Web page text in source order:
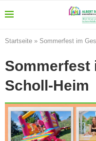
Startseite » Sommerfest im
Sommerfest
Scholl-Heim